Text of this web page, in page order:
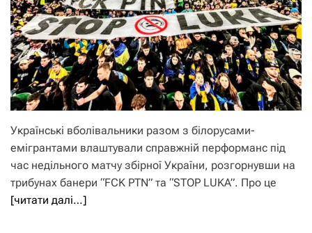
Українські вболівальники разом з білорусами-
емігрантами влаштували справжній перформанс під
час недільного матчу збірної України, розгорнувши на
трибунах банери “FCK PTN” та “STOP LUKA”. Про це
[читати далі…]